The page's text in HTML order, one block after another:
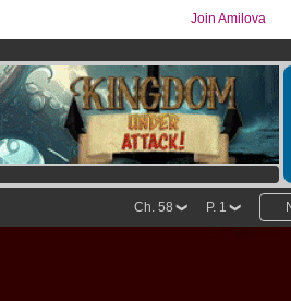
Join Amilova
P. 1
Ch. 58